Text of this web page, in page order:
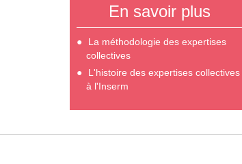
En savoir plus
La méthodologie des expertises
collectives
L'histoire des expertises collectives
à l'Inserm